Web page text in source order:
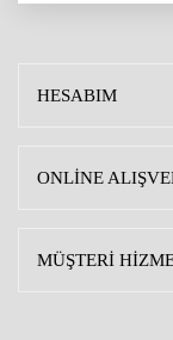
HESABIM
ONLİNE
MÜŞTERİ